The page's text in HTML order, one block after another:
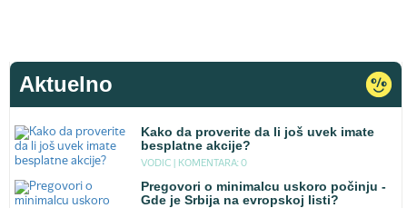
Aktuelno
Kako da proverite da li još uvek imate
besplatne akcije?
VODIC | KOMENTARA: 0
Pregovori o minimalcu uskoro počinju -
Gde je Srbija na evropskoj listi?